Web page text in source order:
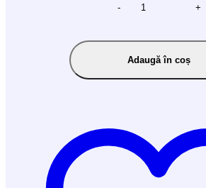
- +
Adaugă în coș